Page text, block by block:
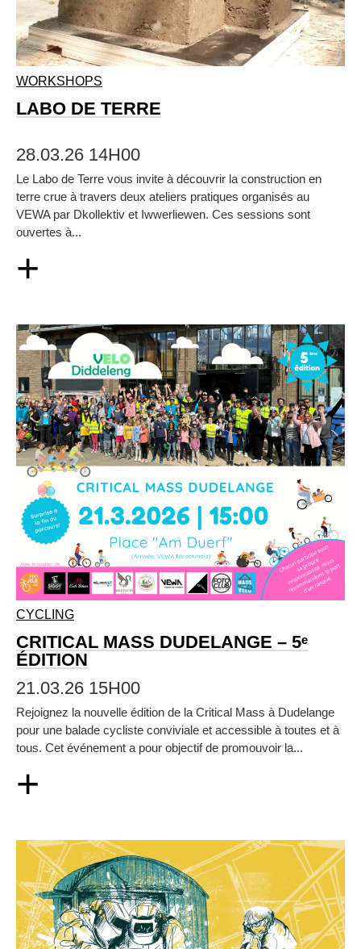
WORKSHOPS
LABO DE TERRE
28.03.26 14H00
Le Labo de Terre vous invite à découvrir la construction en
terre crue à travers deux ateliers pratiques organisés au
VEWA par Dkollektiv et Iwwerliewen. Ces sessions sont
ouvertes à...
+
CYCLING
CRITICAL MASS DUDELANGE – 5ᵉ
ÉDITION
21.03.26 15H00
Rejoignez la nouvelle édition de la Critical Mass à Dudelange
pour une balade cycliste conviviale et accessible à toutes et à
tous. Cet événement a pour objectif de promouvoir la...
+